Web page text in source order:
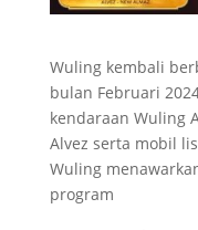
Wuling kembali
bulan Februari
kendaraan Wuling
Alvez serta mobil
Wuling
program